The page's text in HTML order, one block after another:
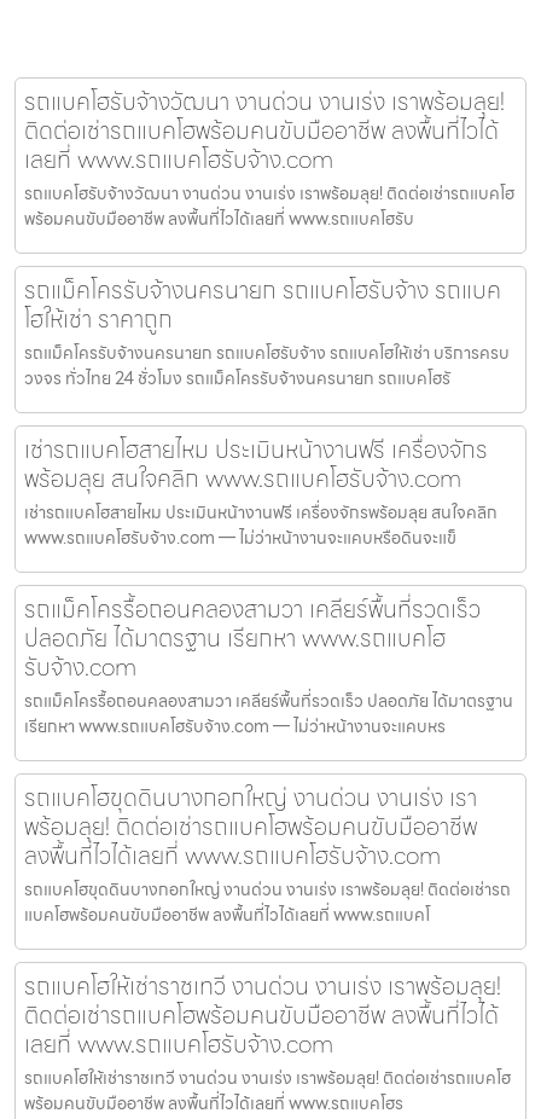
รถแบคโฮรับจ้างวัฒนา งานด่วน งานเร่ง เราพร้อมลุย!
ติดต่อเช่ารถแบคโฮพร้อมคนขับมืออาชีพ ลงพื้นที่ไวได้
เลยที่ www.รถแบคโฮรับจ้าง.com
รถแบคโฮรับจ้างวัฒนา งานด่วน งานเร่ง เราพร้อมลุย! ติดต่อเช่ารถแบคโฮ
พร้อมคนขับมืออาชีพ ลงพื้นที่ไวได้เลยที่ www.รถแบคโฮรับ
รถแม็คโครรับจ้างนครนายก รถแบคโฮรับจ้าง รถแบค
โฮให้เช่า ราคาถูก
รถแม็คโครรับจ้างนครนายก รถแบคโฮรับจ้าง รถแบคโฮให้เช่า บริการครบ
วงจร ทั่วไทย 24 ชั่วโมง รถแม็คโครรับจ้างนครนายก รถแบคโฮรั
เช่ารถแบคโฮสายไหม ประเมินหน้างานฟรี เครื่องจักร
พร้อมลุย สนใจคลิก www.รถแบคโฮรับจ้าง.com
เช่ารถแบคโฮสายไหม ประเมินหน้างานฟรี เครื่องจักรพร้อมลุย สนใจคลิก
www.รถแบคโฮรับจ้าง.com — ไม่ว่าหน้างานจะแคบหรือดินจะแข็
รถแม็คโครรื้อถอนคลองสามวา เคลียร์พื้นที่รวดเร็ว
ปลอดภัย ได้มาตรฐาน เรียกหา www.รถแบคโฮ
รับจ้าง.com
รถแม็คโครรื้อถอนคลองสามวา เคลียร์พื้นที่รวดเร็ว ปลอดภัย ได้มาตรฐาน
เรียกหา www.รถแบคโฮรับจ้าง.com — ไม่ว่าหน้างานจะแคบหร
รถแบคโฮขุดดินบางกอกใหญ่ งานด่วน งานเร่ง เรา
พร้อมลุย! ติดต่อเช่ารถแบคโฮพร้อมคนขับมืออาชีพ
ลงพื้นที่ไวได้เลยที่ www.รถแบคโฮรับจ้าง.com
รถแบคโฮขุดดินบางกอกใหญ่ งานด่วน งานเร่ง เราพร้อมลุย! ติดต่อเช่ารถ
แบคโฮพร้อมคนขับมืออาชีพ ลงพื้นที่ไวได้เลยที่ www.รถแบคโ
รถแบคโฮให้เช่าราชเทวี งานด่วน งานเร่ง เราพร้อมลุย!
ติดต่อเช่ารถแบคโฮพร้อมคนขับมืออาชีพ ลงพื้นที่ไวได้
เลยที่ www.รถแบคโฮรับจ้าง.com
รถแบคโฮให้เช่าราชเทวี งานด่วน งานเร่ง เราพร้อมลุย! ติดต่อเช่ารถแบคโฮ
พร้อมคนขับมืออาชีพ ลงพื้นที่ไวได้เลยที่ www.รถแบคโฮร